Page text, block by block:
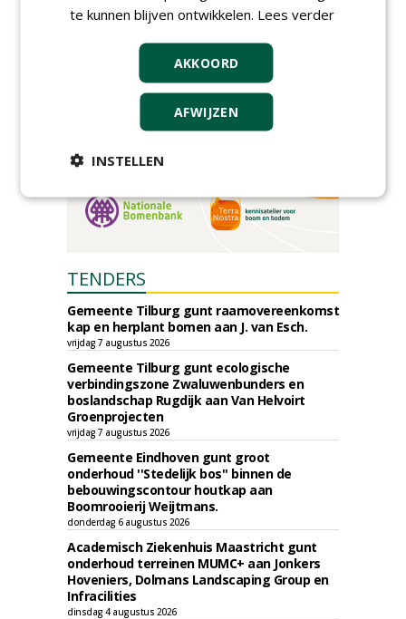
donderdag 5 november 2026
TENDERS
Gemeente Tilburg gunt raamovereenkomst
kap en herplant bomen aan J. van Esch.
vrijdag 7 augustus 2026
Gemeente Tilburg gunt ecologische
verbindingszone Zwaluwenbunders en
boslandschap Rugdijk aan Van Helvoirt
Groenprojecten
vrijdag 7 augustus 2026
Gemeente Eindhoven gunt groot
onderhoud ''Stedelijk bos'' binnen de
bebouwingscontour houtkap aan
Boomrooierij Weijtmans.
donderdag 6 augustus 2026
Academisch Ziekenhuis Maastricht gunt
onderhoud terreinen MUMC+ aan Jonkers
Hoveniers, Dolmans Landscaping Group en
Infracilities
dinsdag 4 augustus 2026
te kunnen blijven ontwikkelen. Lees verder
AKKOORD
AFWIJZEN
INSTELLEN